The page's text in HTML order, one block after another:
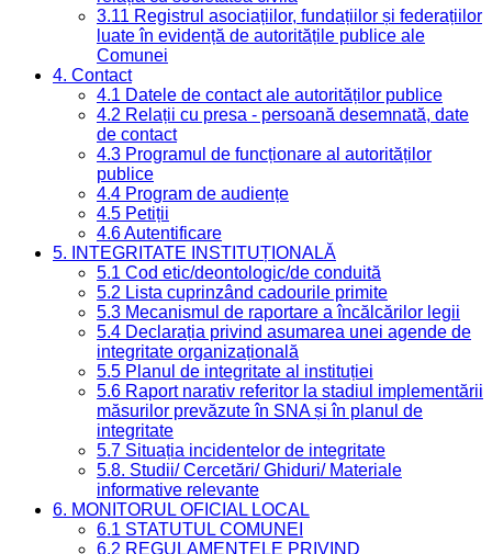
3.11 Registrul asociațiilor, fundațiilor și federațiilor
luate în evidență de autoritățile publice ale
Comunei
4. Contact
4.1 Datele de contact ale autorităților publice
4.2 Relații cu presa - persoană desemnată, date
de contact
4.3 Programul de funcționare al autorităților
publice
4.4 Program de audiențe
4.5 Petiții
4.6 Autentificare
5. INTEGRITATE INSTITUȚIONALĂ
5.1 Cod etic/deontologic/de conduită
5.2 Lista cuprinzând cadourile primite
5.3 Mecanismul de raportare a încălcărilor legii
5.4 Declarația privind asumarea unei agende de
integritate organizațională
5.5 Planul de integritate al instituției
5.6 Raport narativ referitor la stadiul implementării
măsurilor prevăzute în SNA și în planul de
integritate
5.7 Situația incidentelor de integritate
5.8. Studii/ Cercetări/ Ghiduri/ Materiale
informative relevante
6. MONITORUL OFICIAL LOCAL
6.1 STATUTUL COMUNEI
6.2 REGULAMENTELE PRIVIND